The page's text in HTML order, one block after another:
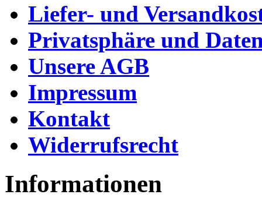
Liefer- und
Privatsphäre und
Unsere AGB
Impressum
Kontakt
Widerrufsrecht
Informationen